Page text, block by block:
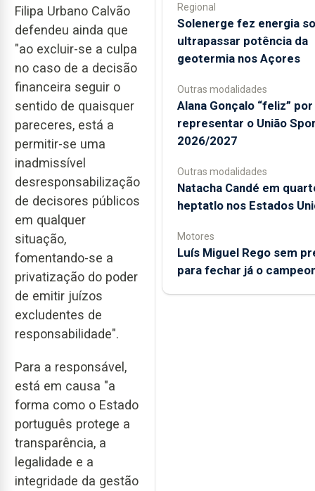
Filipa Urbano Calvão
defendeu ainda que
"ao excluir-se a culpa
no caso de a decisão
financeira seguir o
sentido de quaisquer
pareceres, está a
permitir-se uma
inadmissível
desresponsabilização
de decisores públicos
em qualquer
situação,
fomentando-se a
privatização do poder
de emitir juízos
excludentes de
responsabilidade".
Para a responsável,
está em causa "a
forma como o Estado
português protege a
transparência, a
legalidade e a
integridade da gestão
Regional
Solenerge fez energia
ultrapassar potência da
geotermia nos Açores
Outras modalidades
Alana Gonçalo “feliz” por
representar o União
2026/2027
Outras modalidades
Natacha Candé em
heptatlo nos Estados
Motores
Luís Miguel Rego sem
para fechar já o